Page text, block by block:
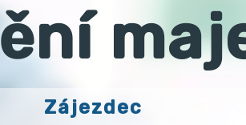
Zájezdec